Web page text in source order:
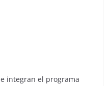
integran el programa